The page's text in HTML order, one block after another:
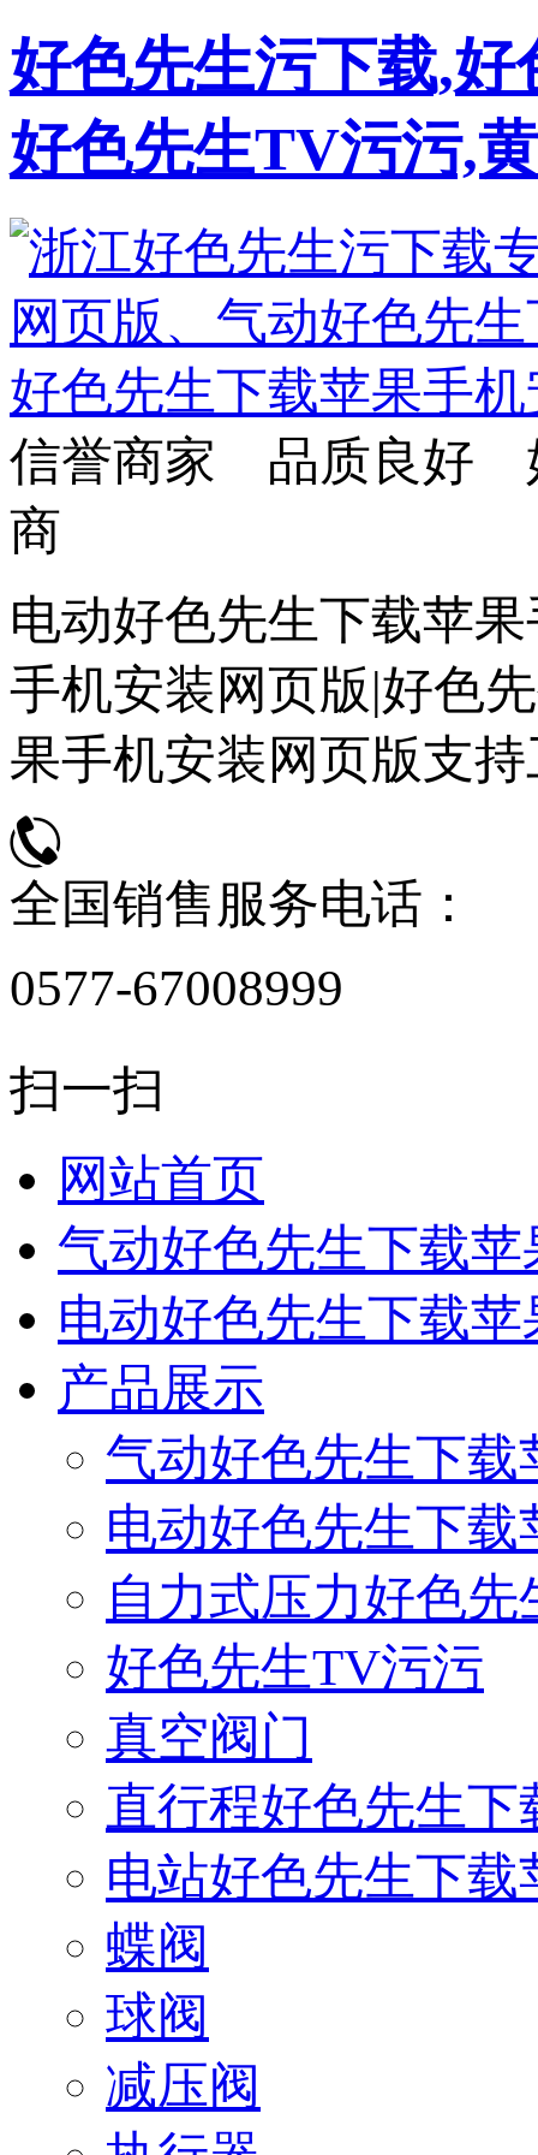
好色先生污下载,
好色先生TV污污,
信誉商家 品质良好
商
电动好色先生下载苹
手机安装网页版|好色
果手机安装网页版支
全国销售服务电话：
0577-67008999
扫一扫
网站首页
气动好色先生下载
电动好色先生下载
产品展示
气动好色先生下
电动好色先生下
自力式压力好色
好色先生TV污污
真空阀门
直行程好色先生
电站好色先生下
蝶阀
球阀
减压阀